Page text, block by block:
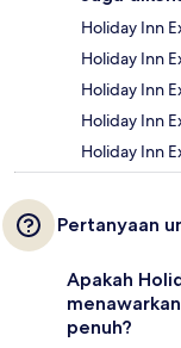
Holiday Inn
Holiday Inn
Holiday Inn
Holiday Inn
Holiday Inn
Pertanyaan
Apakah
penuh?